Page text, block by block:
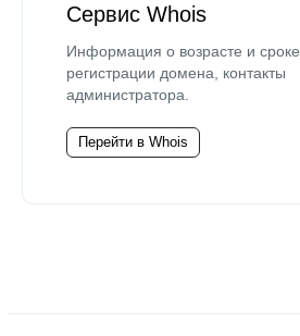
Сервис Whois
Информация о возрасте и сроке
регистрации домена, контакты
администратора.
Перейти в Whois